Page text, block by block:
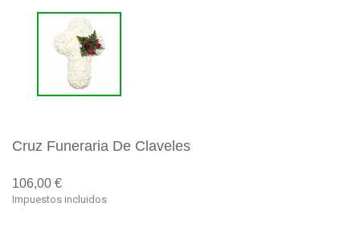
Cruz Funeraria De Claveles
106,00 €
Impuestos incluidos